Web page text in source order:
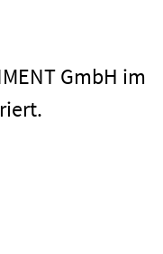
GmbH im